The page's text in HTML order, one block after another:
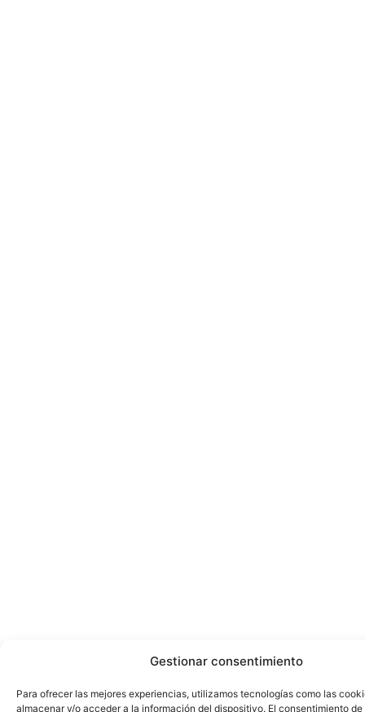
Gestionar consentimiento
Para ofrecer las mejores experiencias, utilizamos tecnologías como las
almacenar y/o acceder a la información del dispositivo. El consentimiento de